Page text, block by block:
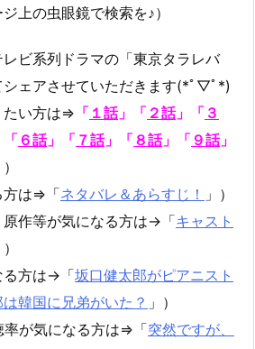
上の虫眼鏡で検索を♪）
ビ系列ドラマの「東京タラレバ
シェアさせていただきます(*ﾟ▽ﾟ*)
たい方は⇒ 「 １話」 「 ２話」 「 ３
「 ６話」 「 ７話」 「 ８話」 「 ９話」
）
方は⇒「ネタバレ＆あらすじ！ 」）
原作等が気になる方は→「キャスト
る方は→「坂口健太郎がピアニスト
韓国に兄弟がいた？ 」）
率が気になる方は⇒「突然ですが、